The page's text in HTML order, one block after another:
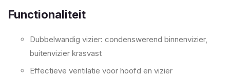
Functionaliteit
Dubbelwandig vizier: condenswerend binnenvizier,
buitenvizier krasvast
Effectieve ventilatie voor hoofd en vizier